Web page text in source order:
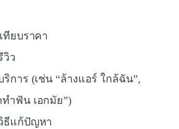
ทียบราคา
วิว
การ (เช่น “ล้างแอร์ ใกล้ฉัน”,
ำฟัน เอกมัย”)
ธีแก้ปัญหา